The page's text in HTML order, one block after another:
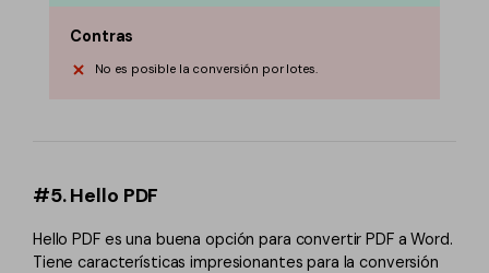
Contras
No es posible la conversión por lotes.
#5. Hello PDF
Hello PDF es una buena opción para convertir PDF a Word.
Tiene características impresionantes para la conversión